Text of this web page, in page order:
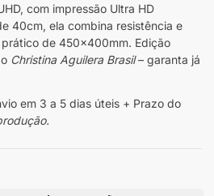
com impressão Ultra HD
40cm, ela combina resistência e
de 450x400mm. Edição
Christina Aguilera Brasil– garanta já
em 3 a 5 dias úteis + Prazo do